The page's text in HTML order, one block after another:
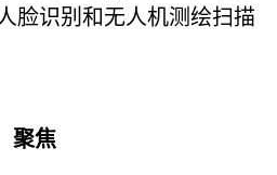
脸识别和无人机测绘扫描
聚焦